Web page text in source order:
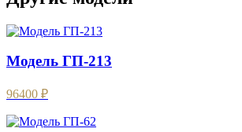
Модель ГП-213
96400 ₽